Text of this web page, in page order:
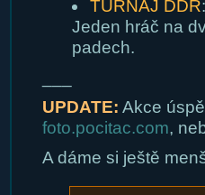
TURNAJ DDR:
Jeden hráč na
padech.
UPDATE: Akce
foto.pocitac.com,
A dáme si ještě